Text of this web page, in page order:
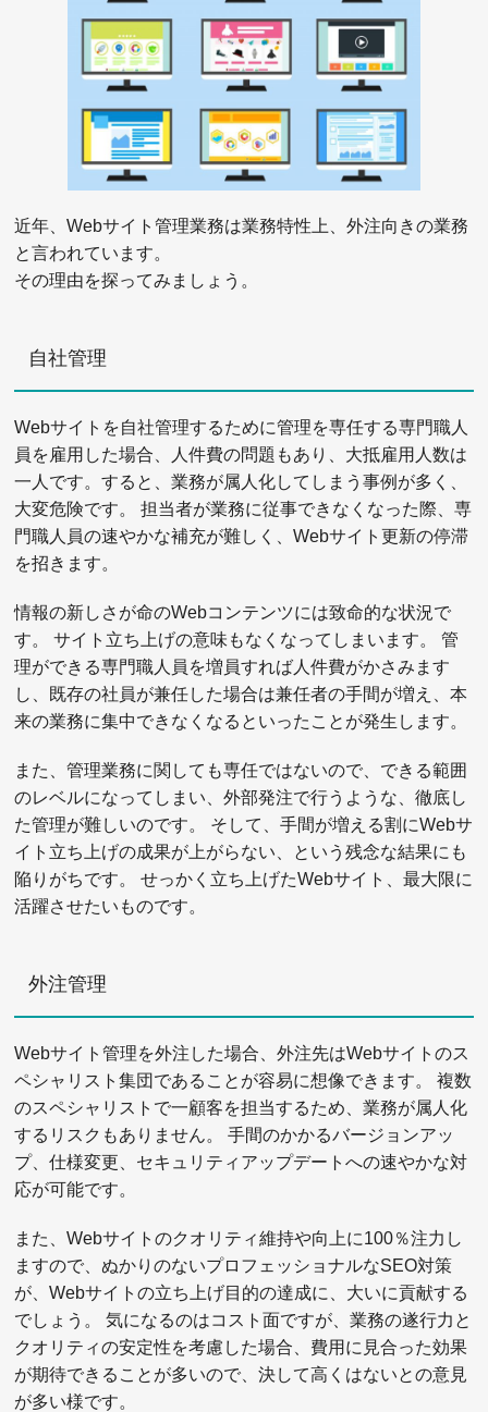
近年、Webサイト管理業務は業務特性上、外注向きの業務
と言われています。
その理由を探ってみましょう。
自社管理
Webサイトを自社管理するために管理を専任する専門職人
員を雇用した場合、人件費の問題もあり、大抵雇用人数は
一人です。すると、業務が属人化してしまう事例が多く、
大変危険です。 担当者が業務に従事できなくなった際、専
門職人員の速やかな補充が難しく、Webサイト更新の停滞
を招きます。
情報の新しさが命のWebコンテンツには致命的な状況で
す。 サイト立ち上げの意味もなくなってしまいます。 管
理ができる専門職人員を増員すれば人件費がかさみます
し、既存の社員が兼任した場合は兼任者の手間が増え、本
来の業務に集中できなくなるといったことが発生します。
また、管理業務に関しても専任ではないので、できる範囲
のレベルになってしまい、外部発注で行うような、徹底し
た管理が難しいのです。 そして、手間が増える割にWebサ
イト立ち上げの成果が上がらない、という残念な結果にも
陥りがちです。 せっかく立ち上げたWebサイト、最大限に
活躍させたいものです。
外注管理
Webサイト管理を外注した場合、外注先はWebサイトのス
ペシャリスト集団であることが容易に想像できます。 複数
のスペシャリストで一顧客を担当するため、業務が属人化
するリスクもありません。 手間のかかるバージョンアッ
プ、仕様変更、セキュリティアップデートへの速やかな対
応が可能です。
また、Webサイトのクオリティ維持や向上に100％注力し
ますので、ぬかりのないプロフェッショナルなSEO対策
が、Webサイトの立ち上げ目的の達成に、大いに貢献する
でしょう。 気になるのはコスト面ですが、業務の遂行力と
クオリティの安定性を考慮した場合、費用に見合った効果
が期待できることが多いので、決して高くはないとの意見
が多い様です。